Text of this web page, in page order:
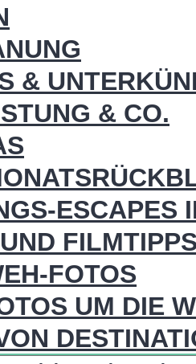
&
& CO.
ESCAPES
FILMTIPPS
FOTOS
UM DIE